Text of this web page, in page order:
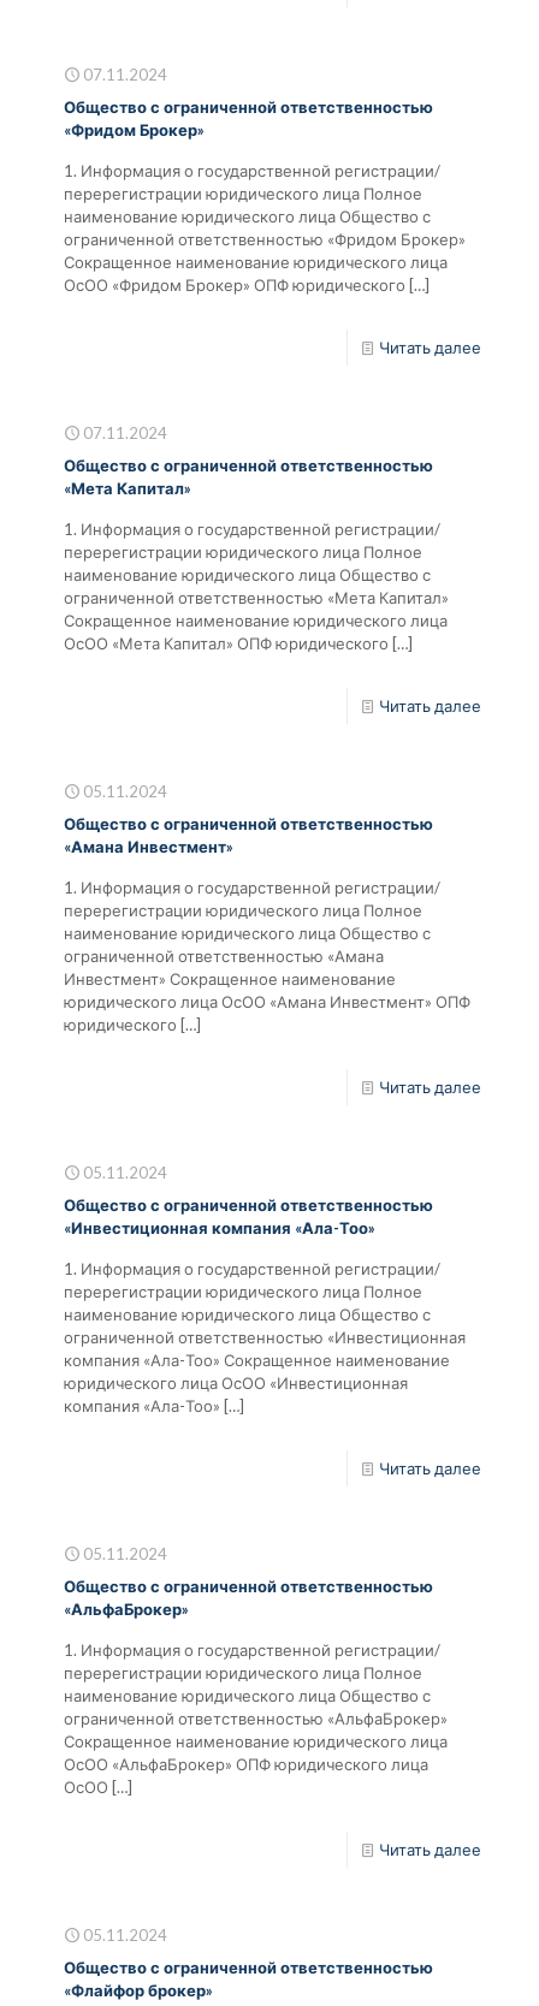
07.11.2024
Общество с ограниченной ответственностью
«Фридом Брокер»
1. Информация о государственной регистрации/
перерегистрации юридического лица Полное
наименование юридического лица Общество с
ограниченной ответственностью «Фридом Брокер»
Сокращенное наименование юридического лица
ОсОО «Фридом Брокер» ОПФ юридического […]
Читать далее
07.11.2024
Общество с ограниченной ответственностью
«Мета Капитал»
1. Информация о государственной регистрации/
перерегистрации юридического лица Полное
наименование юридического лица Общество с
ограниченной ответственностью «Мета Капитал»
Сокращенное наименование юридического лица
ОсОО «Мета Капитал» ОПФ юридического […]
Читать далее
05.11.2024
Общество с ограниченной ответственностью
«Амана Инвестмент»
1. Информация о государственной регистрации/
перерегистрации юридического лица Полное
наименование юридического лица Общество с
ограниченной ответственностью «Амана
Инвестмент» Сокращенное наименование
юридического лица ОсОО «Амана Инвестмент» ОПФ
юридического […]
Читать далее
05.11.2024
Общество с ограниченной ответственностью
«Инвестиционная компания «Ала-Тоо»
1. Информация о государственной регистрации/
перерегистрации юридического лица Полное
наименование юридического лица Общество с
ограниченной ответственностью «Инвестиционная
компания «Ала-Тоо» Сокращенное наименование
юридического лица ОсОО «Инвестиционная
компания «Ала-Тоо» […]
Читать далее
05.11.2024
Общество с ограниченной ответственностью
«АльфаБрокер»
1. Информация о государственной регистрации/
перерегистрации юридического лица Полное
наименование юридического лица Общество с
ограниченной ответственностью «АльфаБрокер»
Сокращенное наименование юридического лица
ОсОО «АльфаБрокер» ОПФ юридического лица
ОсОО […]
Читать далее
05.11.2024
Общество с ограниченной ответственностью
«Флайфор брокер»